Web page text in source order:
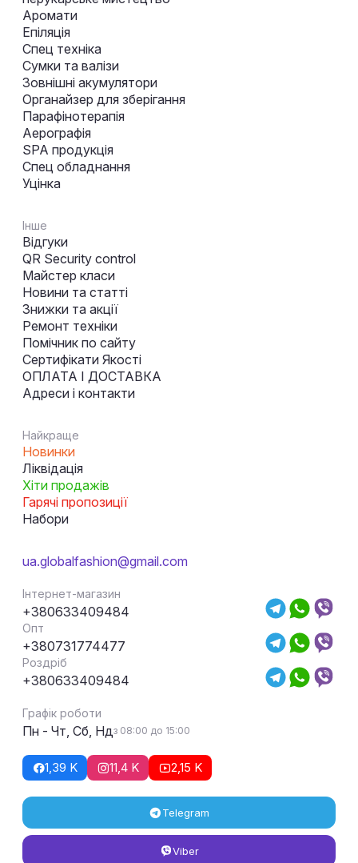
Аромати
Епіляція
Спец техніка
Сумки та валізи
Зовнішні акумулятори
Органайзер для зберігання
Парафінотерапія
Аерографія
SPA продукція
Спец обладнання
Уцінка
Інше
Відгуки
QR Security control
Майстер класи
Новини та статті
Знижки та акції
Ремонт техніки
Помічник по сайту
Сертифікати Якості
ОПЛАТА І ДОСТАВКА
Адреси і контакти
Найкраще
Новинки
Ліквідація
Хіти продажів
Гарячі пропозиції
Набори
ua.globalfashion@gmail.com
Інтернет-магазин
+380633409484
Опт
+380731774477
Роздріб
+380633409484
Графік роботи
Пн - Чт, Сб, Ндз 08:00 до 15:00
1,39 K 11,4 K 2,15 K
Telegram
Viber